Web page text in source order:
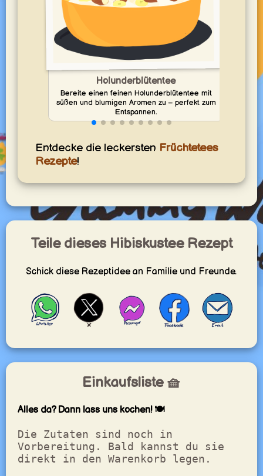
Holunderblütentee
Bereite einen feinen Holunderblütentee mit
süßen und blumigen Aromen zu – perfekt zum
Entspannen.
Entdecke die leckersten Früchtetees
Rezepte!
Teile dieses Hibiskustee Rezept
Schick diese Rezeptidee an Familie und Freunde.
Einkaufsliste 🧺
Alles da? Dann lass uns kochen! 🍽️
Die Zutaten sind noch in
Vorbereitung. Bald kannst du sie
direkt in den Warenkorb legen.